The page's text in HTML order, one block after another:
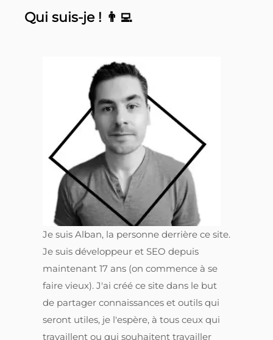
Qui suis-je ! 👨‍💻
Je suis Alban, la personne derrière ce site.
Je suis développeur et SEO depuis
maintenant 17 ans (on commence à se
faire vieux). J'ai créé ce site dans le but
de partager connaissances et outils qui
seront utiles, je l'espère, à tous ceux qui
travaillent ou qui souhaitent travailler